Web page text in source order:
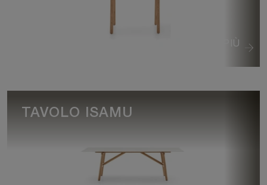
VEDI DI PIÙ
TAVOLO ISAMU